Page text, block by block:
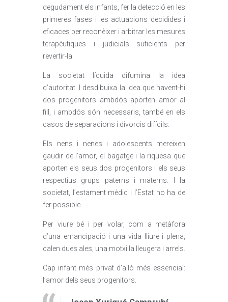
degudament els infants, fer la detecció en les
primeres fases i les actuacions decidides i
eficaces per reconèixer i arbitrar les mesures
terapèutiques i judicials suficients per
revertir-la.
La societat líquida difumina la idea
d’autoritat. I desdibuixa la idea que havent-hi
dos progenitors ambdós aporten amor al
fill, i ambdós són necessaris, també en els
casos de separacions i divorcis difícils.
Els nens i nenes i adolescents mereixen
gaudir de l’amor, el bagatge i la riquesa que
aporten els seus dos progenitors i els seus
respectius grups paterns i materns. I la
societat, l’estament mèdic i l’Estat ho ha de
fer possible.
Per viure bé i per volar, com a metàfora
d’una emancipació i una vida lliure i plena,
calen dues ales, una motxilla lleugera i arrels.
Cap infant més privat d’allò més essencial:
l’amor dels seus progenitors.